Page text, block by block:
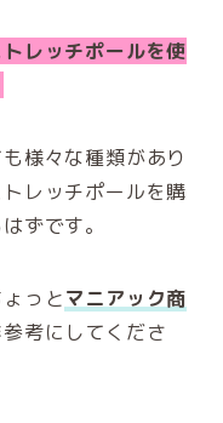
レッチポールを使
様々な種類があり
レッチポールを購
ずです。
っとマニアック商
考にしてくださ